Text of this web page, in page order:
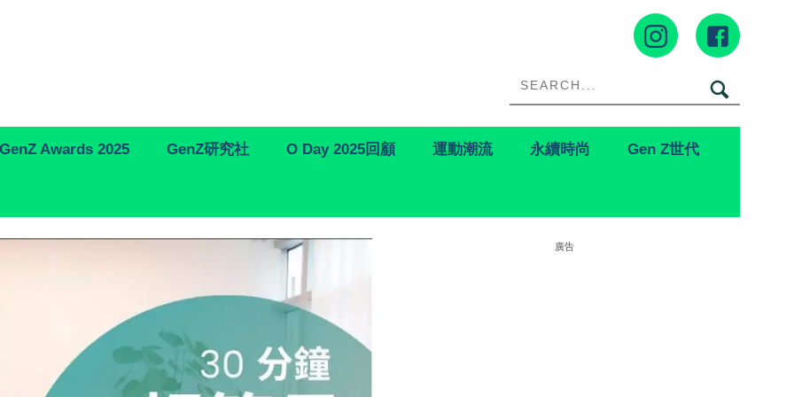
GenZ Awards 2025 GenZ研究社 O Day 2025回顧 運動潮流 永續時尚 Gen Z世代
廣告